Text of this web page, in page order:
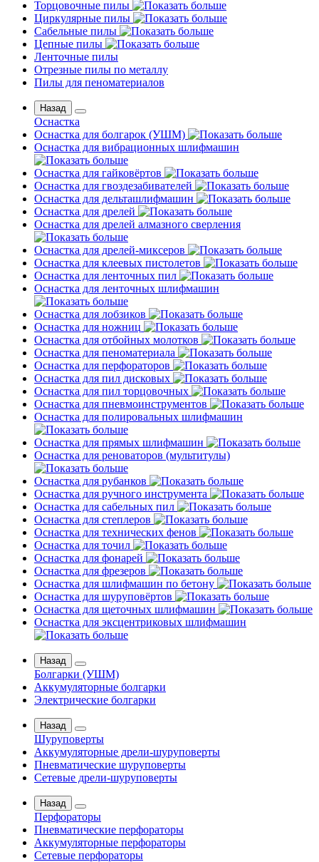
Торцовочные пилы
Циркулярные пилы
Сабельные пилы
Цепные пилы
Ленточные пилы
Отрезные пилы по металлу
Пилы для пеноматериалов
Назад
Оснастка
Оснастка для болгарок (УШМ)
Оснастка для вибрационных шлифмашин
Оснастка для гайковёртов
Оснастка для гвоздезабивателей
Оснастка для дельташлифмашин
Оснастка для дрелей
Оснастка для дрелей алмазного сверления
Оснастка для дрелей-миксеров
Оснастка для клеевых пистолетов
Оснастка для ленточных пил
Оснастка для ленточных шлифмашин
Оснастка для лобзиков
Оснастка для ножниц
Оснастка для отбойных молотков
Оснастка для пеноматериала
Оснастка для перфораторов
Оснастка для пил дисковых
Оснастка для пил торцовочных
Оснастка для пневмоинструментов
Оснастка для полировальных шлифмашин
Оснастка для прямых шлифмашин
Оснастка для реноваторов (мультитулы)
Оснастка для рубанков
Оснастка для ручного инструмента
Оснастка для сабельных пил
Оснастка для степлеров
Оснастка для технических фенов
Оснастка для точил
Оснастка для фонарей
Оснастка для фрезеров
Оснастка для шлифмашин по бетону
Оснастка для шуруповёртов
Оснастка для щеточных шлифмашин
Оснастка для эксцентриковых шлифмашин
Назад
Болгарки (УШМ)
Аккумуляторные болгарки
Электрические болгарки
Назад
Шуруповерты
Аккумуляторные дрели-шуруповерты
Пневматические шуруповерты
Сетевые дрели-шуруповерты
Назад
Перфораторы
Пневматические перфораторы
Аккумуляторные перфораторы
Сетевые перфораторы